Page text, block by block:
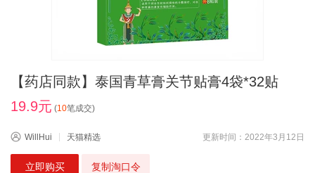
【药店同款】泰国青草膏关节贴膏4袋*32贴
19.9元 (10笔成交)
WillHui 天猫精选 更新时间：2022年3月12日
立即购买 复制淘口令